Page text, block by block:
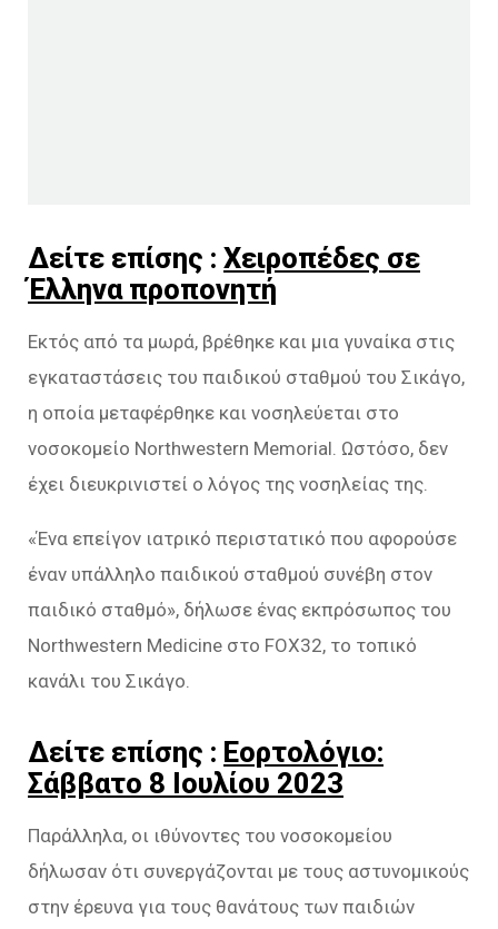
Δείτε επίσης : Χειροπέδες σε
Έλληνα προπονητή
Εκτός από τα μωρά, βρέθηκε και μια γυναίκα στις
εγκαταστάσεις του παιδικού σταθμού του Σικάγο,
η οποία μεταφέρθηκε και νοσηλεύεται στο
νοσοκομείο Northwestern Memorial. Ωστόσο, δεν
έχει διευκρινιστεί ο λόγος της νοσηλείας της.
«Ένα επείγον ιατρικό περιστατικό που αφορούσε
έναν υπάλληλο παιδικού σταθμού συνέβη στον
παιδικό σταθμό», δήλωσε ένας εκπρόσωπος του
Northwestern Medicine στο FOX32, το τοπικό
κανάλι του Σικάγο.
Δείτε επίσης : Εορτολόγιο:
Σάββατο 8 Ιουλίου 2023
Παράλληλα, οι ιθύνοντες του νοσοκομείου
δήλωσαν ότι συνεργάζονται με τους αστυνομικούς
στην έρευνα για τους θανάτους των παιδιών